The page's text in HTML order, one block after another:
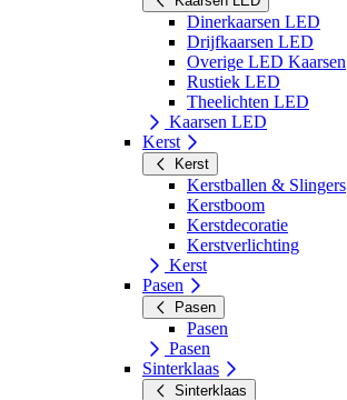
Dinerkaarsen LED
Drijfkaarsen LED
Overige LED Kaarsen
Rustiek LED
Theelichten LED
Kaarsen LED
Kerst
Kerst
Kerstballen & Slingers
Kerstboom
Kerstdecoratie
Kerstverlichting
Kerst
Pasen
Pasen
Pasen
Pasen
Sinterklaas
Sinterklaas